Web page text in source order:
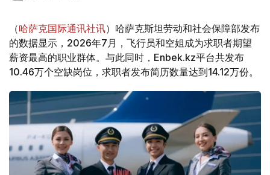
（哈萨克国际通讯社讯）哈萨克斯坦劳动和社会保障部发布
的数据显示，2026年7月，飞行员和空姐成为求职者期望
薪资最高的职业群体。与此同时，Enbek.kz平台共发布
10.46万个空缺岗位，求职者发布简历数量达到14.12万份。